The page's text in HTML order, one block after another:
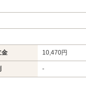
金 10,470円
-